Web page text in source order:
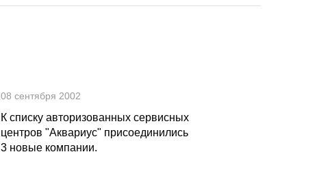
08 сентября 2002
К списку авторизованных сервисных
центров "Аквариус" присоединились
3 новые компании.